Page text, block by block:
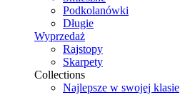
Podkolanówki
Długie
Wyprzedaż
Rajstopy
Skarpety
Collections
Najlepsze w swojej klasie